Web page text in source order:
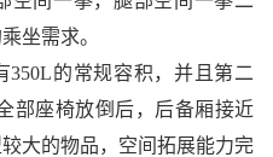
坐需求。
350L的常规容积，并且第二
部座椅放倒后，后备厢接近
大的物品，空间拓展能力完